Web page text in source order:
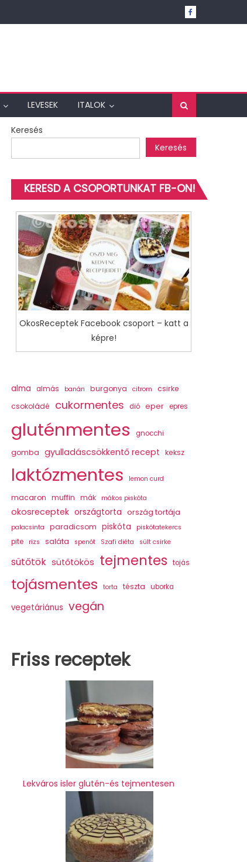
LEVESEK ITALOK
Keresés
Keresés
KERESD A CSOPORTUNKAT FB-ON!
OkosReceptek Facebook csoport – katt a
képre!
alma almás banán burgonya citrom
csirke
csokoládé
cukormentes dió eper epres
gluténmentes gnocchi
gomba gyulladáscsökkentő recept keksz
laktózmentes lemon curd
macaron muffin mák mákos piskóta
okosreceptek országtorta ország tortája
palacsinta paradicsom piskóta piskótatekercs
pite rizs saláta spenót Szafi diéta sült csirke
sütőtök sütőtökös tejmentes tojás
tojásmentes torta tészta uborka
vegetáriánus vegán
Friss receptek
Lekváros isler glutén-és tejmentesen